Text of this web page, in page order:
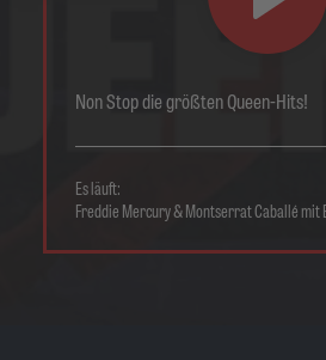
Non Stop die größten Queen-Hits!
Es läuft:
Freddie Mercury & Montserrat Caballé mit